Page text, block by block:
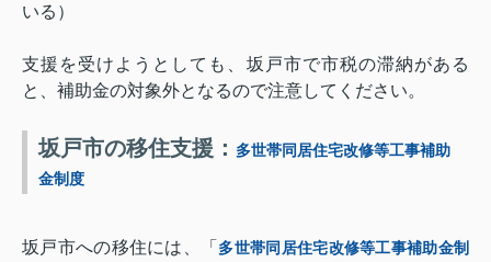
いる）
支援を受けようとしても、坂戸市で市税の滞納がある
と、補助金の対象外となるので注意してください。
坂戸市の移住支援： 多世帯同居住宅改修等工事補助
金制度
坂戸市への移住には、「 多世帯同居住宅改修等工事補助金制